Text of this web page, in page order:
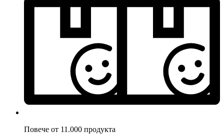
Повече от 11.000 продукта